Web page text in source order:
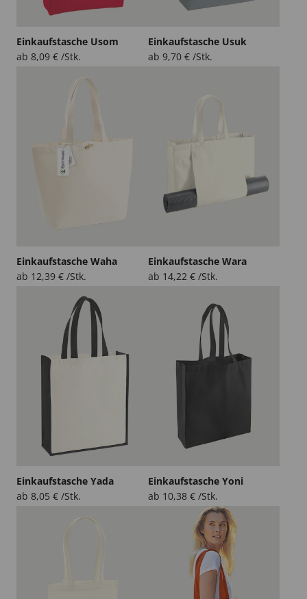
Einkaufstasche Usom
ab 8,09 € /Stk.
Einkaufstasche Usuk
ab 9,70 € /Stk.
Einkaufstasche Waha
ab 12,39 € /Stk.
Einkaufstasche Wara
ab 14,22 € /Stk.
Einkaufstasche Yada
ab 8,05 € /Stk.
Einkaufstasche Yoni
ab 10,38 € /Stk.